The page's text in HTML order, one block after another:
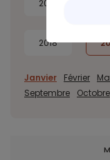
2022
2018
Janvier Février
Septembre
Octobre